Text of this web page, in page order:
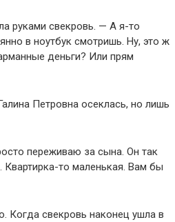
руками свекровь. — А я-то
в ноутбук смотришь. Ну, это ж
деньги? Или прям
Петровна осеклась, но лишь
переживаю за сына. Он так
Квартирка-то маленькая. Вам бы
Когда свекровь наконец ушла в